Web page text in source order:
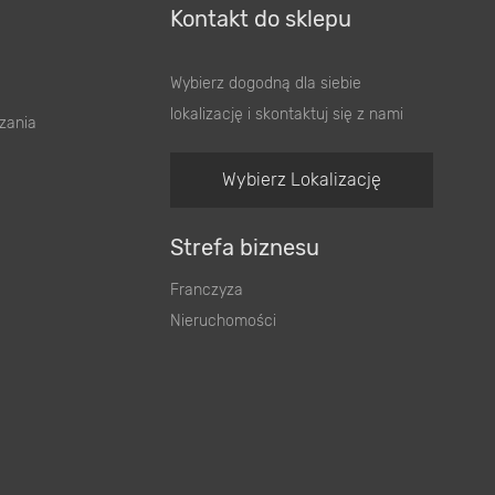
Kontakt do sklepu
Wybierz dogodną dla siebie
lokalizację i skontaktuj się z nami
Wybierz Lokalizację
Strefa biznesu
Franczyza
Nieruchomości